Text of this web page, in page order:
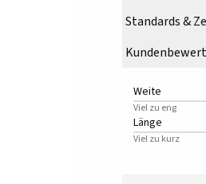
Standards &
Weite
Viel zu eng
Länge
Viel zu kurz